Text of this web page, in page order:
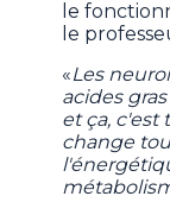
le
le
«Les
acides
et ça, c'est
change